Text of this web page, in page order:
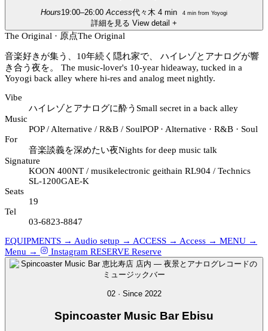
Hours19:00–26:00 Access代々木 4 min 4 min from Yoyogi
詳細を見る View detail +
The Original · 原点The Original
音楽好きが集う、10年続く隠れ家で、 ハイレゾとアナログが響
き合う夜を。
The music-lover's 10-year hideaway, tucked in a
Yoyogi back alley where hi-res and analog meet nightly.
Vibe
ハイレゾとアナログに酔う Small secret in a back alley
Music
POP / Alternative / R&B / SoulPOP · Alternative · R&B · Soul
For
音楽談義を深めたい夜Nights for deep music talk
Signature
KOON 400NT / musikelectronic geithain RL904 / Technics
SL-1200GAE-K
Seats
19
Tel
03-6823-8847
EQUIPMENTS → Audio setup → ACCESS → Access → MENU →
Menu →
Instagram RESERVE Reserve
02 · Since 2022
SpincoasterMusic Bar Ebisu